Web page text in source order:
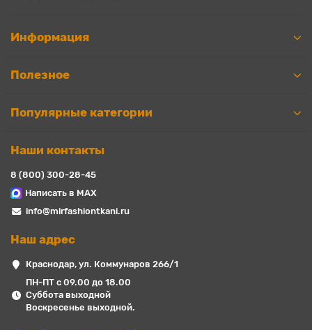
Информация
Полезное
Популярные категории
Наши контакты
8 (800) 300-28-45
Написать в MAX
info@mirfashiontkani.ru
Наш адрес
Краснодар, ул. Коммунаров 266/1
ПН-ПТ с 09.00 до 18.00
Суббота выходной
Воскресенье выходной.